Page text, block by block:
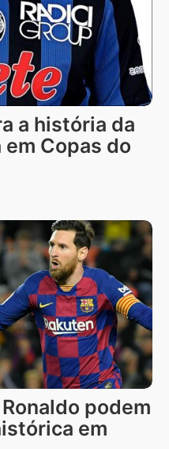
a história da
Copas do
podem
em